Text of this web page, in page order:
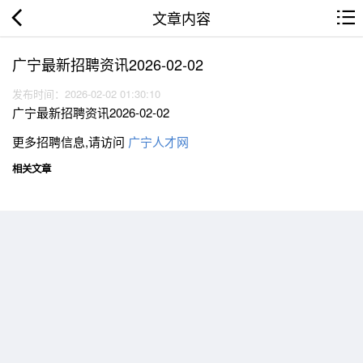
文章内容
广宁最新招聘资讯2026-02-02
发布时间：2026-02-02 01:30:10
广宁最新招聘资讯2026-02-02
更多招聘信息,请访问 广宁人才网
相关文章